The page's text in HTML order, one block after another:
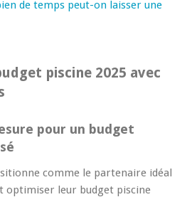
de temps peut-on laisser une
piscine 2025 avec
pour un budget
comme le partenaire idéal
optimiser leur budget piscine